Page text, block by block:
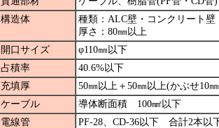
構造体
種類：ALC壁・コンクリート壁
厚さ：80㎜以上
開口サイズ
φ110㎜以下
占積率
40.6%以下
充填厚
50㎜以上＋50㎜以上(かぶせ10
ケーブル
導体断面積 100㎟以下
電線管
PF-28、CD-36以下 合計2本以